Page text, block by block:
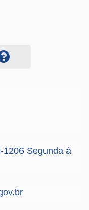
1206 Segunda à